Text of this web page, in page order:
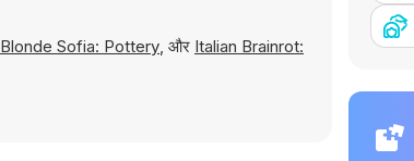
Blonde Sofia: Pottery, और Italian Brainrot: